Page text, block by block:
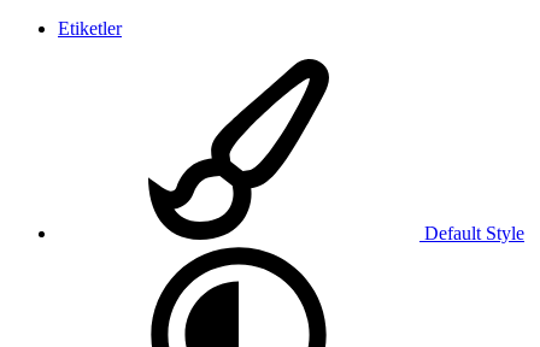
Etiketler
Default Style